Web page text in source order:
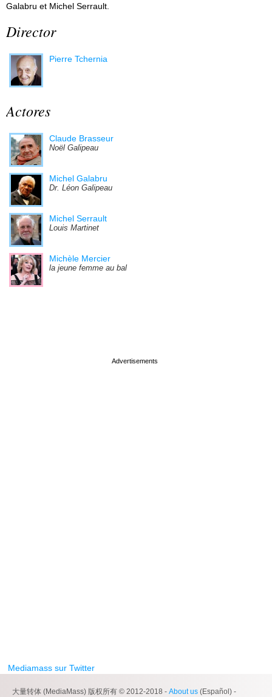
Galabru et Michel Serrault.
Director
Pierre Tchernia
Actores
Claude Brasseur
Noël Galipeau
Michel Galabru
Dr. Léon Galipeau
Michel Serrault
Louis Martinet
Michèle Mercier
la jeune femme au bal
Mediamass sur Twitter
大量转体 (MediaMass) 版权所有 © 2012-2018 - About us (Español) -